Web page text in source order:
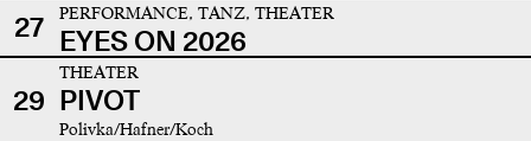
27 PERFORMANCE, TANZ, THEATER
EYES ON 2026
29
THEATER
PIVOT
Polivka/Hafner/Koch